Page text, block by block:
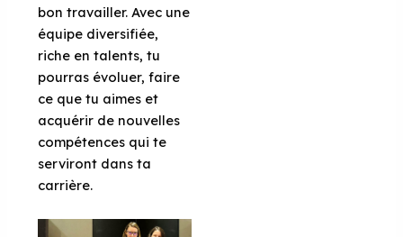
bon travailler. Avec une
équipe diversifiée,
riche en talents, tu
pourras évoluer, faire
ce que tu aimes et
acquérir de nouvelles
compétences qui te
serviront dans ta
carrière.